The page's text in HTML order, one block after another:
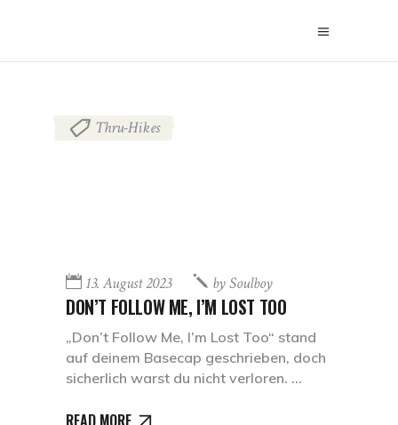
Thru-Hikes
13. August 2023 bySoulboy
DON’T FOLLOW ME, I’M LOST TOO
„Don’t Follow Me, I’m Lost Too“ stand
auf deinem Basecap geschrieben, doch
sicherlich warst du nicht verloren.
READ MORE